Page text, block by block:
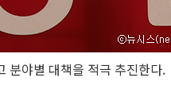
분야별 대책을 적극 추진한다.